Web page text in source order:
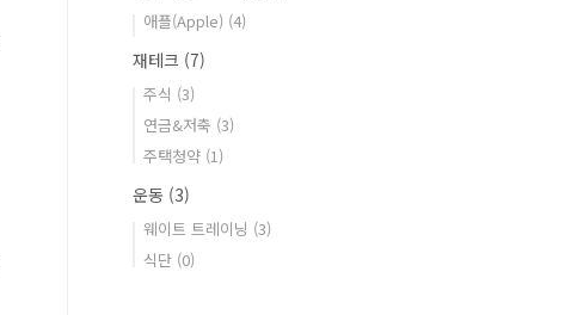
애플(Apple) (4)
재테크 (7)
주식 (3)
연금&저축 (3)
주택청약 (1)
운동 (3)
웨이트 트레이닝 (3)
식단 (0)